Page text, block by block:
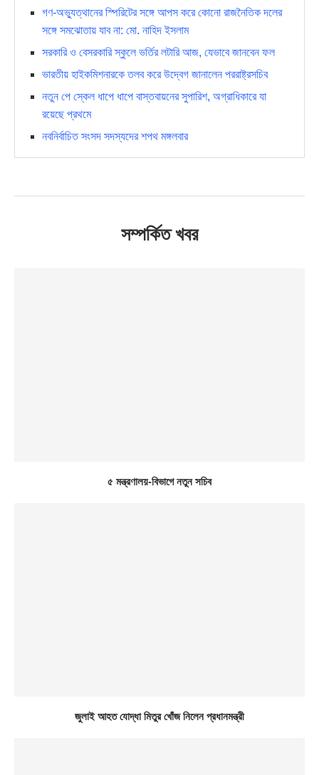
গণ-অভ্যুত্থানের স্পিরিটের সঙ্গে আপস করে কোনো রাজনৈতিক দলের
সঙ্গে সমঝোতায় যাব না: মো. নাহিদ ইসলাম
সরকারি ও বেসরকারি স্কুলে ভর্তির লটারি আজ, যেভাবে জানবেন ফল
ভারতীয় হাইকমিশনারকে তলব করে উদ্বেগ জানালেন পররাষ্ট্রসচিব
নতুন পে স্কেল ধাপে ধাপে বাস্তবায়নের সুপারিশ, অগ্রাধিকারে যা
রয়েছে প্রথমে
নবনির্বাচিত সংসদ সদস্যদের শপথ মঙ্গলবার
সম্পর্কিত খবর
৫ মন্ত্রণালয়-বিভাগে নতুন সচিব
জুলাই আহত যোদ্ধা মিতুর খোঁজ নিলেন প্রধানমন্ত্রী